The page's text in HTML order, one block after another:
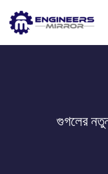
গুগলের নতুন